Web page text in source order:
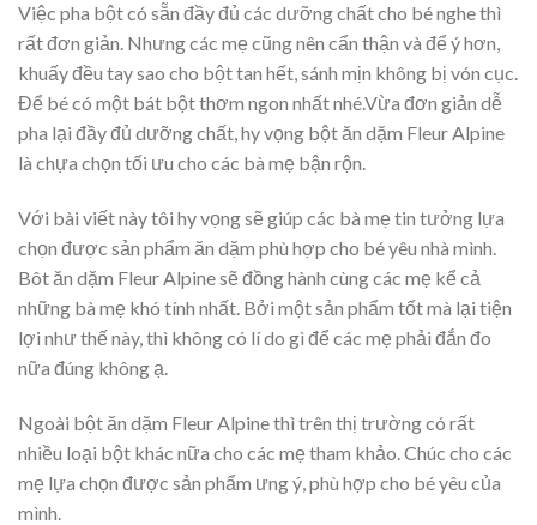
Việc pha bột có sẵn đầy đủ các dưỡng chất cho bé nghe thì
rất đơn giản. Nhưng các mẹ cũng nên cẩn thận và để ý hơn,
khuấy đều tay sao cho bột tan hết, sánh mịn không bị vón cục.
Để bé có một bát bột thơm ngon nhất nhé.Vừa đơn giản dễ
pha lại đầy đủ dưỡng chất, hy vọng bột ăn dặm Fleur Alpine
là chựa chọn tối ưu cho các bà mẹ bận rộn.
Với bài viết này tôi hy vọng sẽ giúp các bà mẹ tin tưởng lựa
chọn được sản phẩm ăn dặm phù hợp cho bé yêu nhà mình.
Bôt ăn dặm Fleur Alpine sẽ đồng hành cùng các mẹ kể cả
những bà mẹ khó tính nhất. Bởi một sản phẩm tốt mà lại tiện
lợi như thế này, thì không có lí do gì để các mẹ phải đắn đo
nữa đúng không ạ.
Ngoài bột ăn dặm Fleur Alpine thì trên thị trường có rất
nhiều loại bột khác nữa cho các mẹ tham khảo. Chúc cho các
mẹ lựa chọn được sản phẩm ưng ý, phù hợp cho bé yêu của
mình.